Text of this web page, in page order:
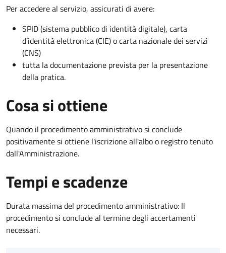
Per accedere al servizio, assicurati di avere:
SPID (sistema pubblico di identità digitale), carta
d’identità elettronica (CIE) o carta nazionale dei servizi
(CNS)
tutta la documentazione prevista per la presentazione
della pratica.
Cosa si ottiene
Quando il procedimento amministrativo si conclude
positivamente si ottiene l'iscrizione all'albo o registro tenuto
dall'Amministrazione.
Tempi e scadenze
Durata massima del procedimento amministrativo: Il
procedimento si conclude al termine degli accertamenti
necessari.